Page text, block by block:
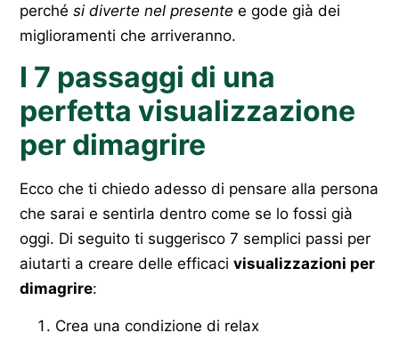
perché si diverte nel presente e gode già dei
miglioramenti che arriveranno.
I 7 passaggi di una
perfetta visualizzazione
per dimagrire
Ecco che ti chiedo adesso di pensare alla persona
che sarai e sentirla dentro come se lo fossi già
oggi. Di seguito ti suggerisco 7 semplici passi per
aiutarti a creare delle efficaci visualizzazioni per
dimagrire:
Crea una condizione di relax